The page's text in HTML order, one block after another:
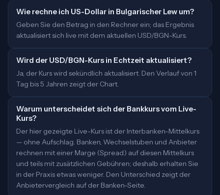
Wie rechne ich US-Dollar in Bulgarischer Lew um?
Geben Sie den Betrag in den Rechner ein; das Ergebnis
aktualisiert sich live mit dem aktuellen USD/BGN-Kurs.
Wird der USD/BGN-Kurs in Echtzeit aktualisiert?
Ja, der Kurs wird sekündlich aktualisiert. Den Verlauf von 1
Tag bis 5 Jahren zeigt der Chart.
Warum unterscheidet sich der Bankkurs vom Live-
Kurs?
Der hier gezeigte Live-Kurs ist der Interbanken-Mittelkurs
— ohne Aufschlag. Banken, Wechselstuben und Anbieter
rechnen mit einer Marge (Spread) auf diesen Mittelkurs
und teils mit zusätzlichen Gebühren; deshalb erhalten Sie
in der Praxis etwas weniger. Den Unterschied zeigt der
Anbietervergleich auf der Banken-Seite.